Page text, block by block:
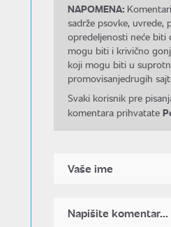
NAPOMENA:
sadrže psovke, uvrede,
opredeljenosti neće biti
mogu biti i krivično
koji mogu biti u
promovisanjedrugih
Svaki korisnik pre
komentara prihvatate